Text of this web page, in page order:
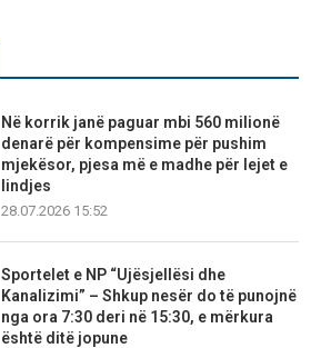
Në korrik janë paguar mbi 560 milionë
denarë për kompensime për pushim
mjekësor, pjesa më e madhe për lejet e
lindjes
28.07.2026 15:52
Sportelet e NP “Ujësjellësi dhe
Kanalizimi” – Shkup nesër do të punojnë
nga ora 7:30 deri në 15:30, e mërkura
është ditë jopune